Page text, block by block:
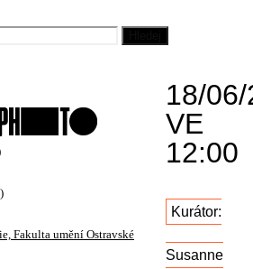
18/
VE
12:00
Kurátor:
Susanne
Fakulta umění Ostravské